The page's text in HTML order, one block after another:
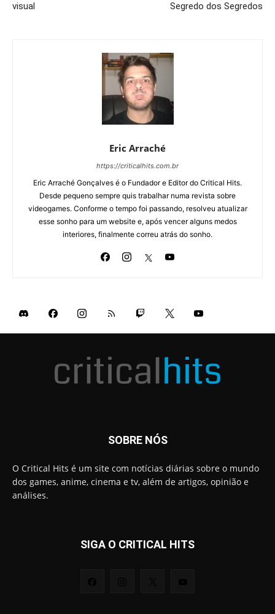
visual
Segredo dos Segredos
Eric Arraché
https://criticalhits.com.br
Eric Arraché Gonçalves é o Fundador e Editor do Critical Hits.
Desde pequeno sempre quis trabalhar numa revista sobre
videogames. Conforme o tempo foi passando, resolveu atualizar
esse sonho para um website e, após vencer alguns medos
interiores, finalmente correu atrás do sonho.
SOBRE NÓS
O Critical Hits é um site com notícias diárias sobre o mundo
dos games, anime, cinema e tv, além de artigos, opinião e
análises.
SIGA O CRITICAL HITS